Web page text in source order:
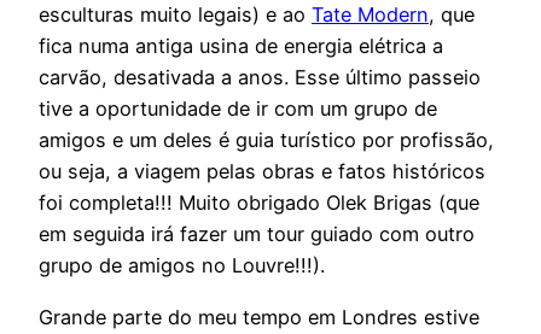
esculturas muito legais) e ao Tate Modern, que
fica numa antiga usina de energia elétrica a
carvão, desativada a anos. Esse último passeio
tive a oportunidade de ir com um grupo de
amigos e um deles é guia turístico por profissão,
ou seja, a viagem pelas obras e fatos históricos
foi completa!!! Muito obrigado Olek Brigas (que
em seguida irá fazer um tour guiado com outro
grupo de amigos no Louvre!!!).
Grande parte do meu tempo em Londres estive